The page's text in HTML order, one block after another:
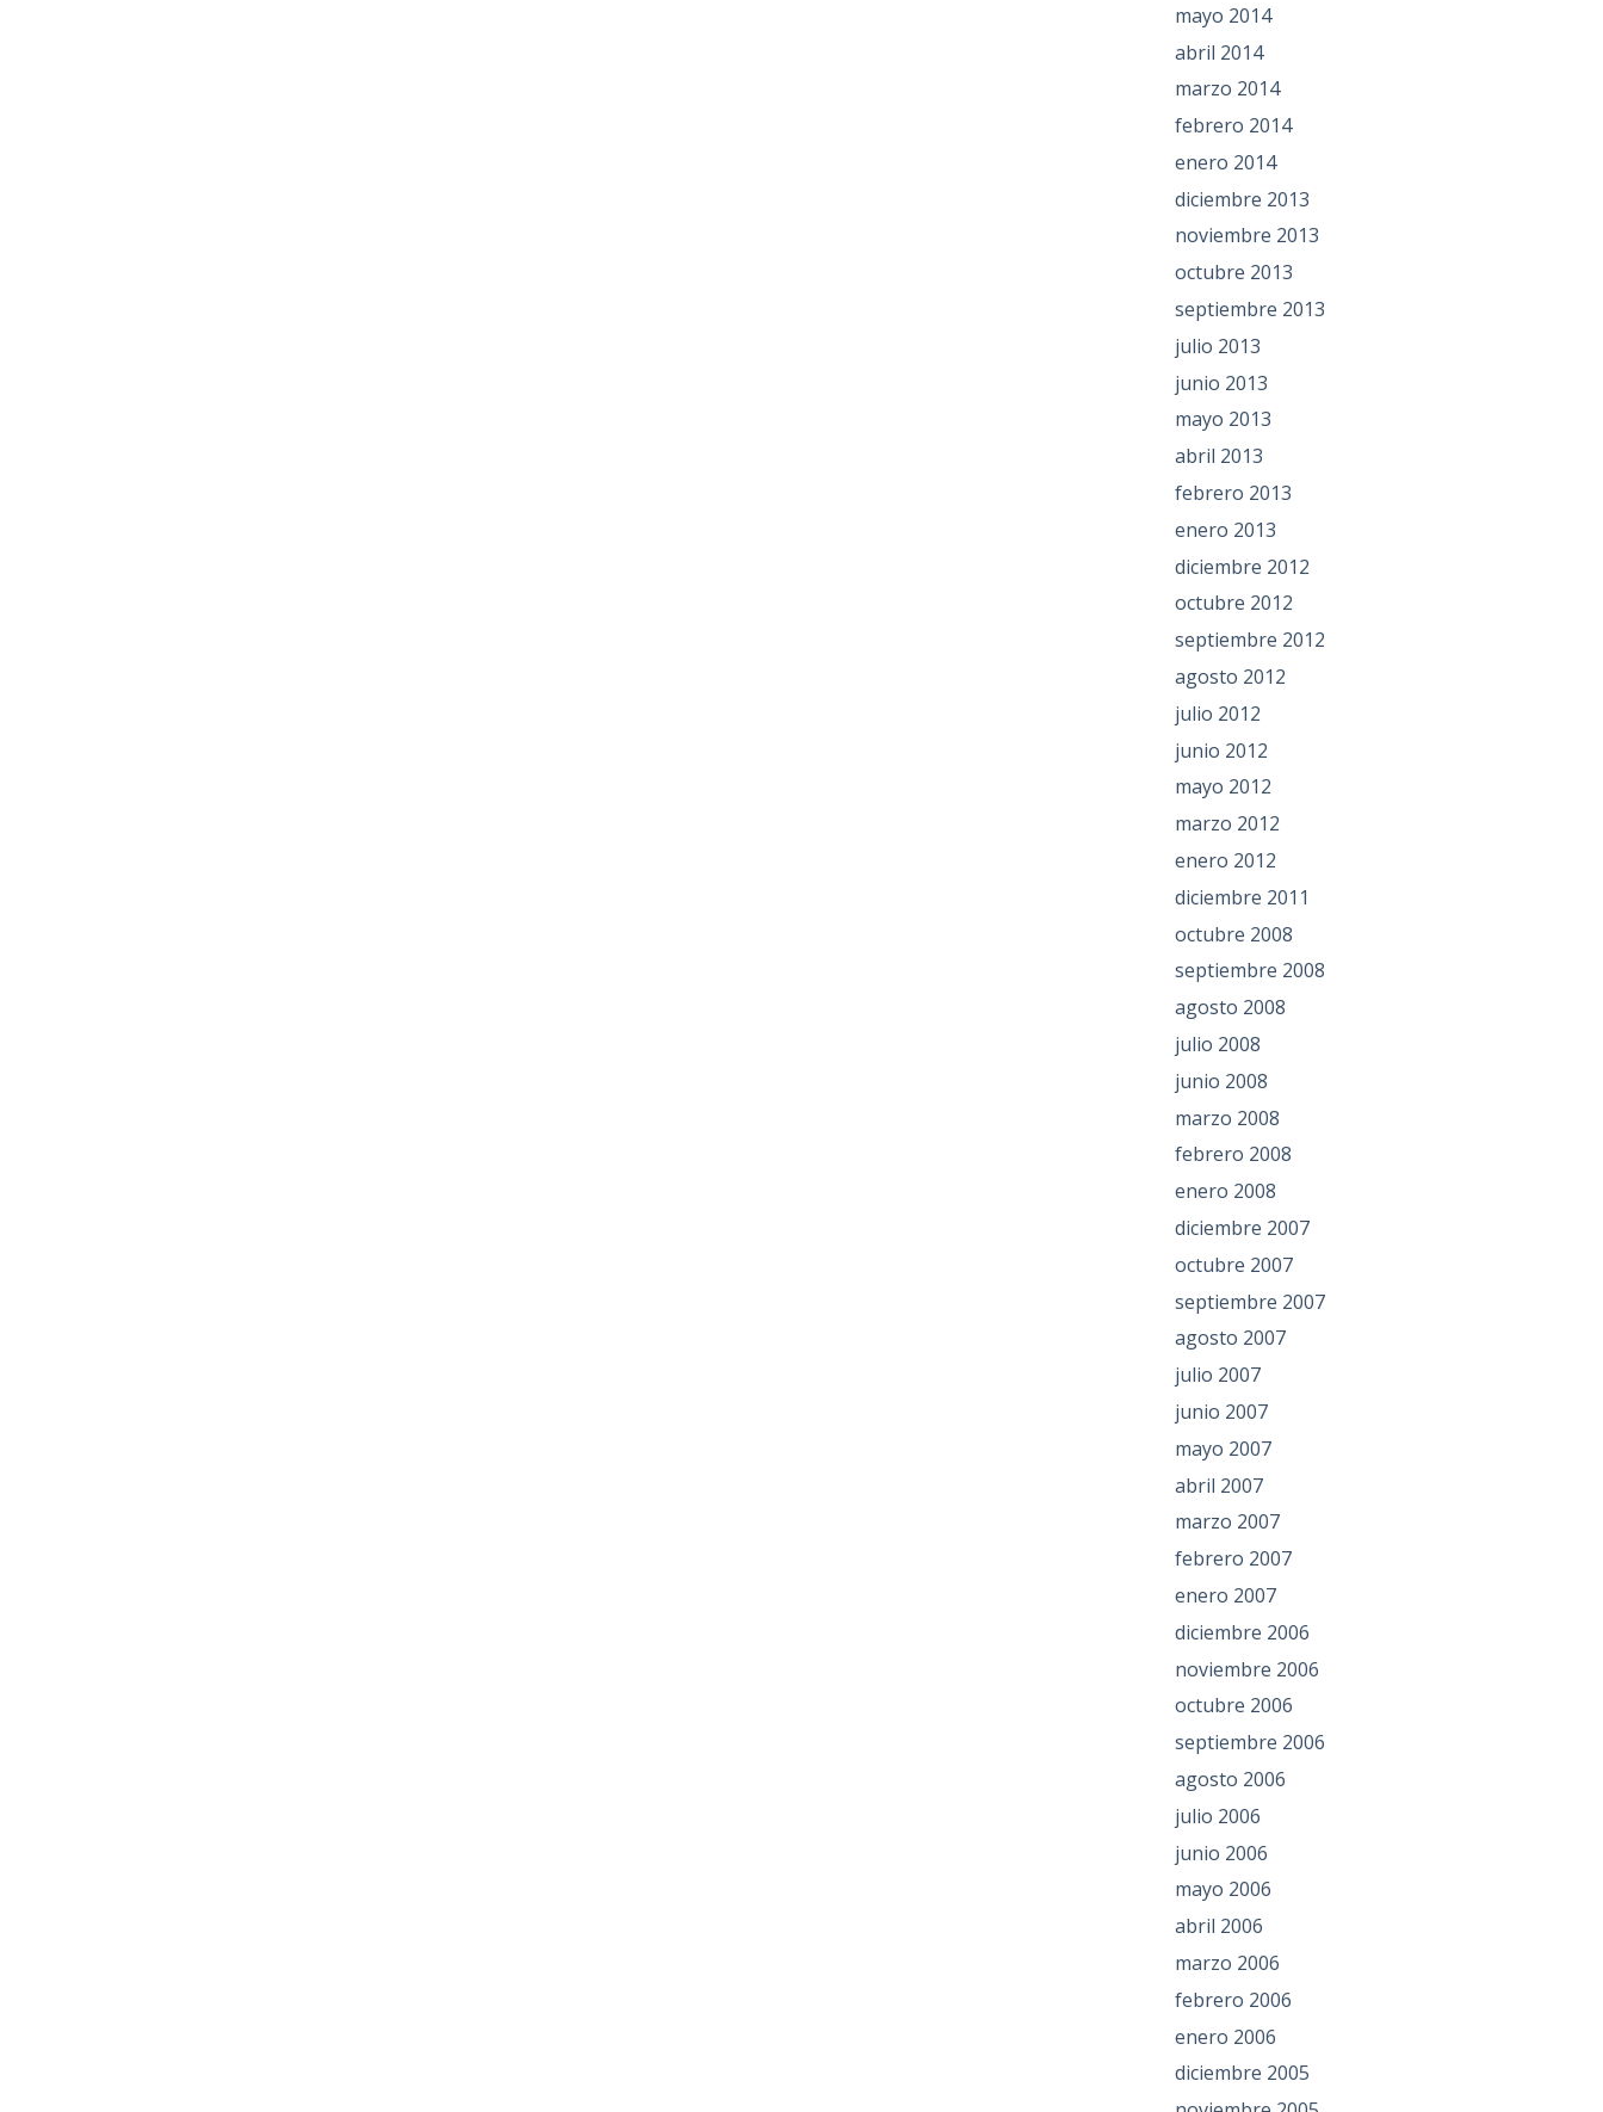
mayo 2014
abril 2014
marzo 2014
febrero 2014
enero 2014
diciembre 2013
noviembre 2013
octubre 2013
septiembre 2013
julio 2013
junio 2013
mayo 2013
abril 2013
febrero 2013
enero 2013
diciembre 2012
octubre 2012
septiembre 2012
agosto 2012
julio 2012
junio 2012
mayo 2012
marzo 2012
enero 2012
diciembre 2011
octubre 2008
septiembre 2008
agosto 2008
julio 2008
junio 2008
marzo 2008
febrero 2008
enero 2008
diciembre 2007
octubre 2007
septiembre 2007
agosto 2007
julio 2007
junio 2007
mayo 2007
abril 2007
marzo 2007
febrero 2007
enero 2007
diciembre 2006
noviembre 2006
octubre 2006
septiembre 2006
agosto 2006
julio 2006
junio 2006
mayo 2006
abril 2006
marzo 2006
febrero 2006
enero 2006
diciembre 2005